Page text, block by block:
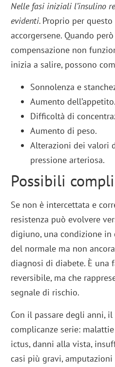
Nelle fasi iniziali l’insulino
evidenti. Proprio per
accorgersene. Quando
compensazione non
inizia a salire, possono
Sonnolenza e
Aumento dell’appetito.
Difficoltà di
Aumento di peso.
Alterazioni dei valori
pressione arteriosa.
Possibili
Se non è intercettata e
resistenza può evolvere
digiuno, una condizione
del normale ma non
diagnosi di diabete. È una
reversibile, ma che
segnale di rischio.
Con il passare degli anni,
complicanze serie:
ictus, danni alla vista,
casi più gravi,